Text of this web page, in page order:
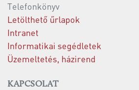
Telefonkönyv
Letölthető űrlapok
Intranet
Informatikai segédletek
Üzemeltetés, házirend
KAPCSOLAT